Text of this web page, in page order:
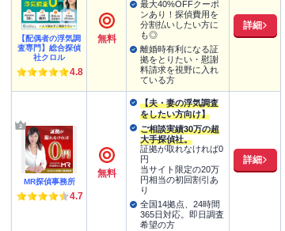
【配偶者の浮気調
査専門】総合探偵
社クロル
4.8
無料
最大40%OFFクーポ
ンあり！探偵費用を
分割払いしたい方に
も◎
離婚時有利になる証
拠をとりたい・慰謝
料請求を視野に入れ
ている方
詳細
MR探偵事務所
4.7
無料
【夫・妻の浮気調査
をしたい方向け】
ご相談実績30万の超
大手探偵社。
証拠が取れなければ0
円
当サイト限定の20万
円相当の初回割引あ
り
全国14拠点、24時間
365日対応。即日調査
希望の方
詳細